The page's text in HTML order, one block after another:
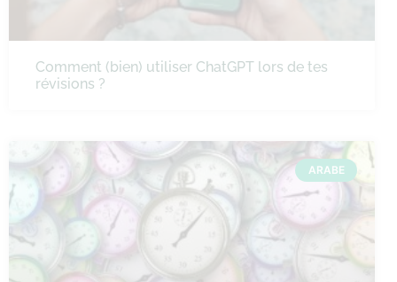
Comment (bien) utiliser ChatGPT lors de tes
révisions ?
ARABE